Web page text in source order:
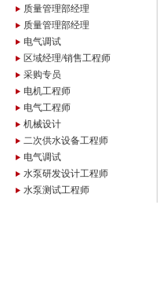
质量管理部经理
质量管理部经理
电气调试
区域经理/销售工程师
采购专员
电机工程师
电气工程师
机械设计
二次供水设备工程师
电气调试
水泵研发设计工程师
水泵测试工程师